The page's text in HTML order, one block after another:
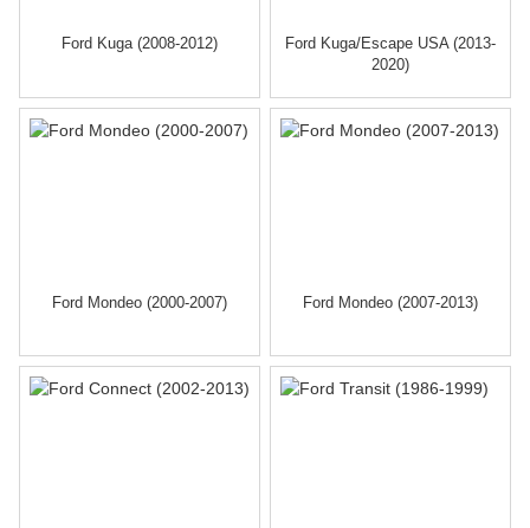
Ford Kuga (2008-2012)
Ford Kuga/Escape USA (2013-
2020)
Ford Mondeo (2000-2007) Ford Mondeo (2007-2013)